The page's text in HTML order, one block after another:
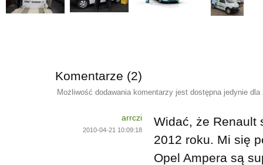
Komentarze (2)
Możliwość dodawania komentarzy jest dostępna jedynie
arrczi
2010-04-21 10:09:18
Widać, że Renault
2012 roku. Mi się
Opel Ampera są